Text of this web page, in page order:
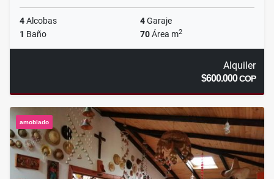
4Alcobas 4Garaje
1 Baño 70Área m2
Alquiler
$600.000COP
amoblado